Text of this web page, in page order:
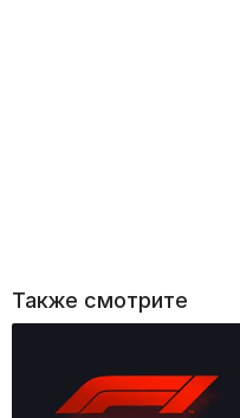
Также смотрите